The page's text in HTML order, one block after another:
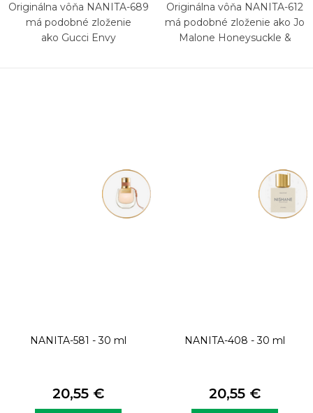
Originálna vôňa NANITA-689
má podobné zloženie
ako Gucci Envy
Originálna vôňa NANITA-612
má podobné zloženie ako Jo
Malone Honeysuckle &
NANITA-581 - 30 ml
20,55 €
NANITA-408 - 30 ml
20,55 €